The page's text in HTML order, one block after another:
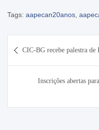
Tags: aapecan20anos
de
CIC-BG recebe palestra
Inscrições abertas